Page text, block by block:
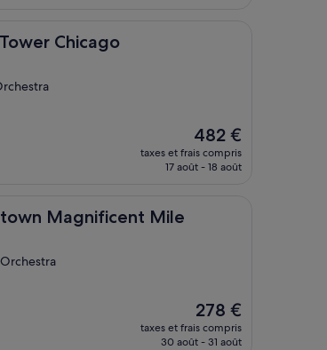
Chicago
Le
nouveau
prix
482 €
taxes et frais compris
17 août - 18 août
Magnificent Mile
Mile
Le
nouveau
prix
278 €
taxes et frais compris
30 août - 31 août